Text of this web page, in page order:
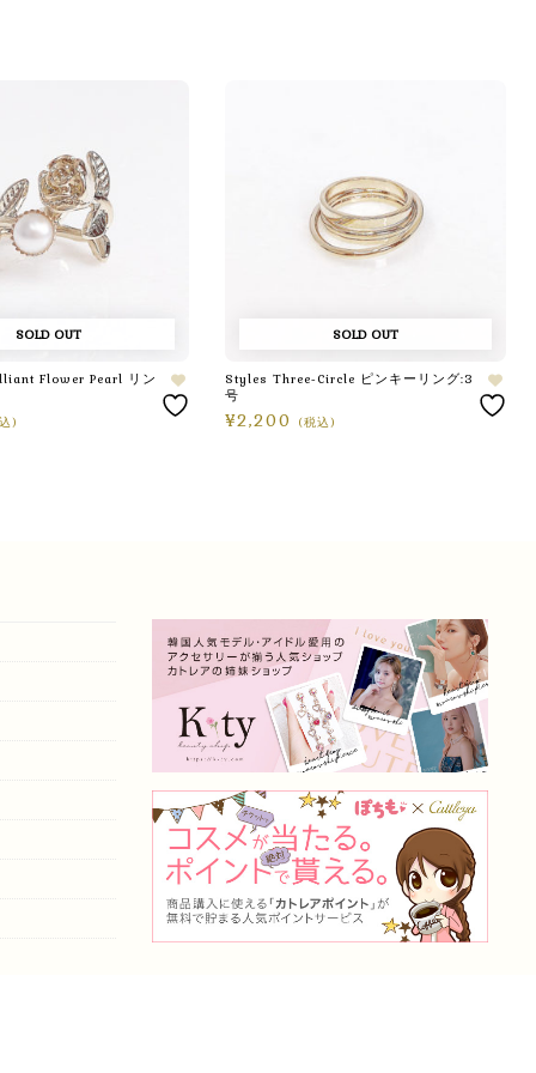
SOLD OUT
Flower Pearl リン
)
SOLD OUT
Styles Three-Circle ピンキーリング:3
号
¥2,200 (税込)